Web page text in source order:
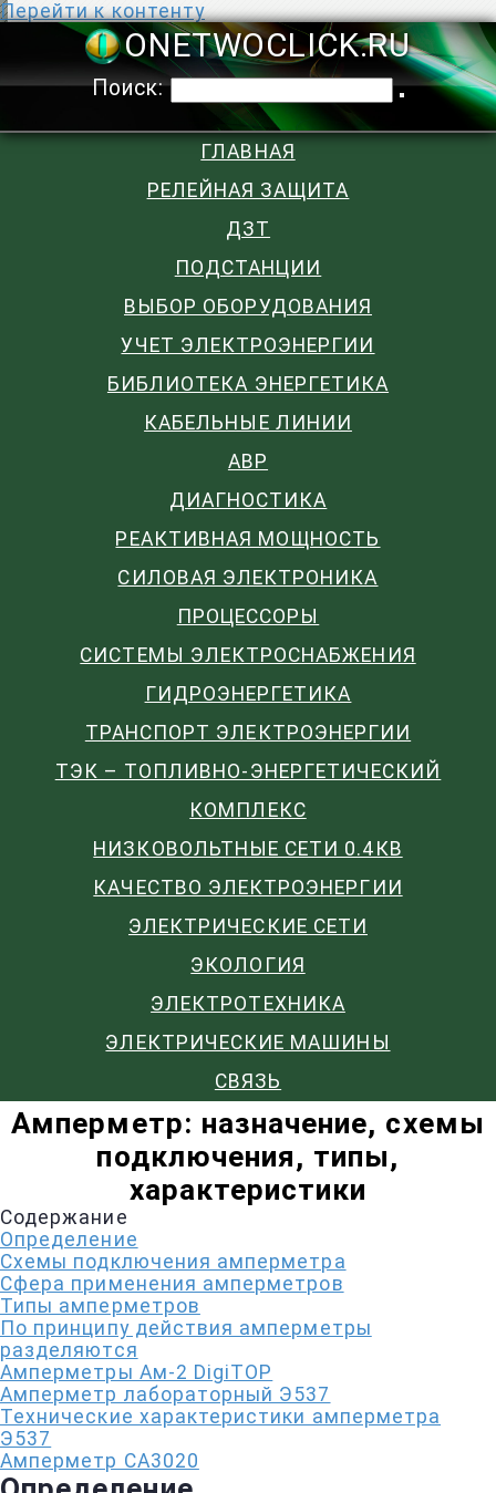
Перейти к контенту
Поиск:
ГЛАВНАЯ
РЕЛЕЙНАЯ ЗАЩИТА
ДЗТ
ПОДСТАНЦИИ
ВЫБОР ОБОРУДОВАНИЯ
УЧЕТ ЭЛЕКТРОЭНЕРГИИ
БИБЛИОТЕКА ЭНЕРГЕТИКА
КАБЕЛЬНЫЕ ЛИНИИ
АВР
ДИАГНОСТИКА
РЕАКТИВНАЯ МОЩНОСТЬ
СИЛОВАЯ ЭЛЕКТРОНИКА
ПРОЦЕССОРЫ
СИСТЕМЫ ЭЛЕКТРОСНАБЖЕНИЯ
ГИДРОЭНЕРГЕТИКА
ТРАНСПОРТ ЭЛЕКТРОЭНЕРГИИ
ТЭК – ТОПЛИВНО-ЭНЕРГЕТИЧЕСКИЙ
КОМПЛЕКС
НИЗКОВОЛЬТНЫЕ СЕТИ 0.4КВ
КАЧЕСТВО ЭЛЕКТРОЭНЕРГИИ
ЭЛЕКТРИЧЕСКИЕ СЕТИ
ЭКОЛОГИЯ
ЭЛЕКТРОТЕХНИКА
ЭЛЕКТРИЧЕСКИЕ МАШИНЫ
СВЯЗЬ
Амперметр: назначение, схемы
подключения, типы,
характеристики
Содержание
Определение
Схемы подключения амперметра
Сфера применения амперметров
Типы амперметров
По принципу действия амперметры
разделяются
Амперметры Ам-2 DigiTOP
Амперметр лабораторный Э537
Технические характеристики амперметра
Э537
Амперметр СА3020